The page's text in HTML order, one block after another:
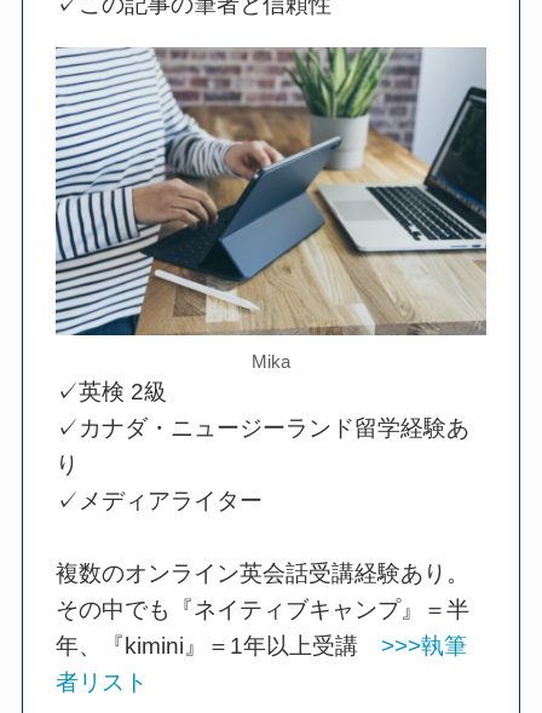
Mika
✓英検 2級
✓カナダ・ニュージーランド留学経験あ
り
✓メディアライター
複数のオンライン英会話受講経験あり。
その中でも『ネイティブキャンプ』＝半
年、『kimini』＝1年以上受講 >>>執筆
者リスト